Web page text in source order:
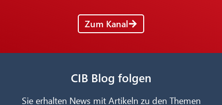
Zum Kanal
CIB Blog folgen
Sie erhalten News mit Artikeln zu den Themen